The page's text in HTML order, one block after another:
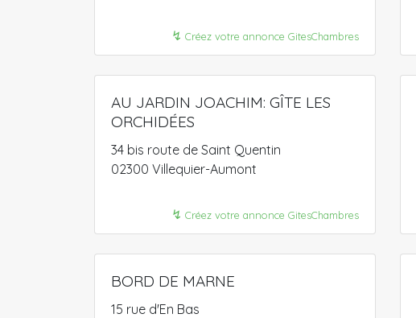
↯ Créez votre annonce GitesChambres
AU JARDIN JOACHIM: GÎTE LES
ORCHIDÉES
34 bis route de Saint Quentin
02300 Villequier-Aumont
↯ Créez votre annonce GitesChambres
BORD DE MARNE
15 rue d'En Bas